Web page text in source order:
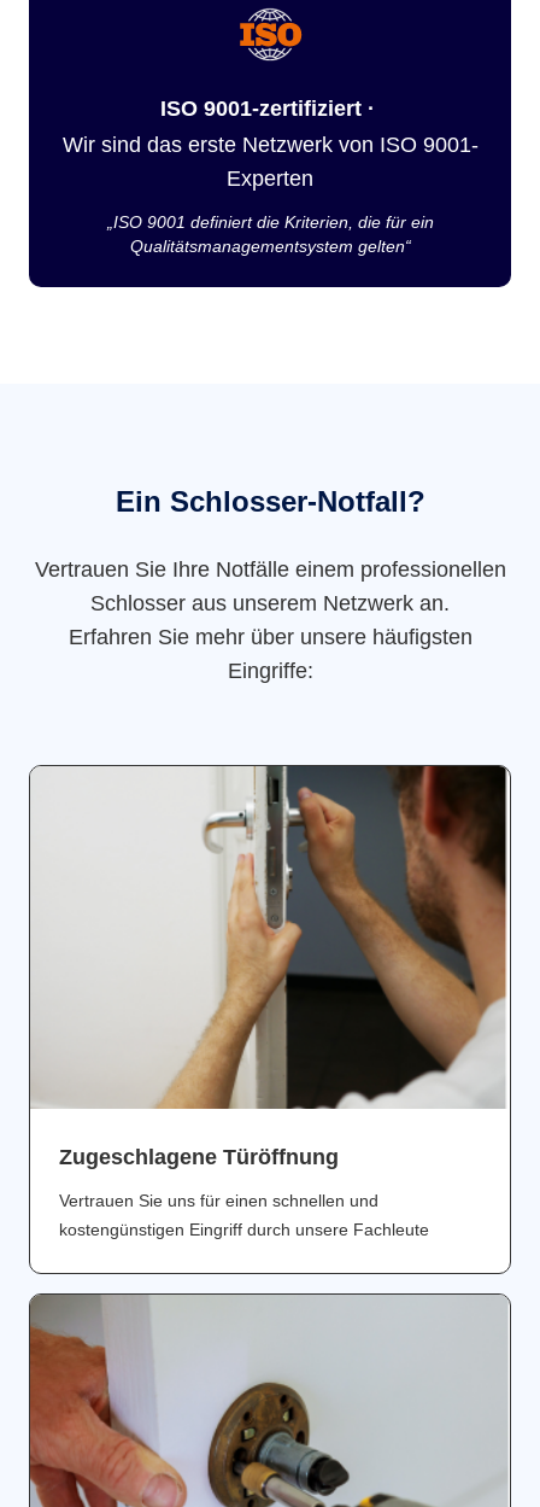
ISO 9001-zertifiziert ·
Wir sind das erste Netzwerk von ISO 9001-
Experten
„ISO 9001 definiert die Kriterien, die für ein
Qualitätsmanagementsystem gelten“
Ein Schlosser-Notfall?
Vertrauen Sie Ihre Notfälle einem professionellen
Schlosser aus unserem Netzwerk an.
Erfahren Sie mehr über unsere häufigsten
Eingriffe:
Zugeschlagene Türöffnung
Vertrauen Sie uns für einen schnellen und
kostengünstigen Eingriff durch unsere Fachleute